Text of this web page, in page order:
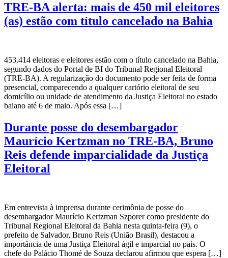
TRE-BA alerta: mais de 450 mil eleitores
(as) estão com título cancelado na Bahia
453.414 eleitoras e eleitores estão com o título cancelado na Bahia,
segundo dados do Portal de BI do Tribunal Regional Eleitoral
(TRE-BA). A regularização do documento pode ser feita de forma
presencial, comparecendo a qualquer cartório eleitoral de seu
domicílio ou unidade de atendimento da Justiça Eleitoral no estado
baiano até 6 de maio. Após essa […]
Durante posse do desembargador
Maurício Kertzman no TRE-BA, Bruno
Reis defende imparcialidade da Justiça
Eleitoral
Em entrevista à imprensa durante cerimônia de posse do
desembargador Maurício Kertzman Szporer como presidente do
Tribunal Regional Eleitoral da Bahia nesta quinta-feira (9), o
prefeito de Salvador, Bruno Reis (União Brasil), destacou a
importância de uma Justiça Eleitoral ágil e imparcial no país. O
chefe do Palácio Thomé de Souza declarou afirmou que espera […]